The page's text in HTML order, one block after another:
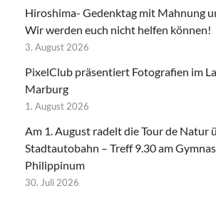
Hiroshima- Gedenktag mit Mahnung
Wir werden euch nicht helfen können!
3. August 2026
PixelClub präsentiert Fotografien im
Marburg
1. August 2026
Am 1. August radelt die Tour de Natur
Stadtautobahn – Treff 9.30 am
Philippinum
30. Juli 2026